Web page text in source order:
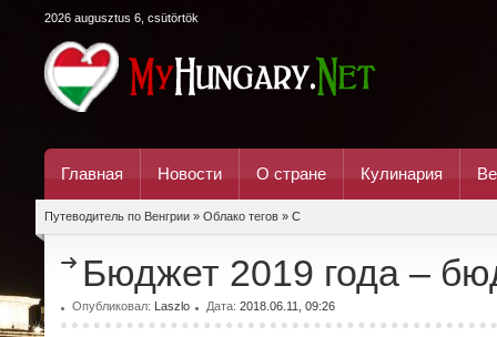
2026 augusztus 6, csütörtök
Главная Новости О стране Кулинария
Путеводитель по Венгрии » Облако тегов » С
Бюджет 2019 года –
Опубликовал: Laszlo Дата: 2018.06.11, 09:26